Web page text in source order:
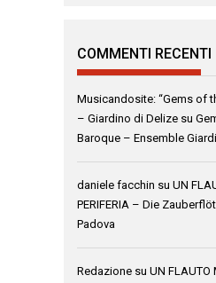
COMMENTI RECENTI
Musicandosite: “Gems of
– Giardino di Delize su
Baroque – Ensemble
daniele facchin su UN
PERIFERIA – Die
Padova
Redazione su UN FLAUTO